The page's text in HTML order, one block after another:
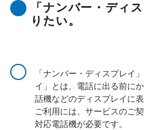
「ナンバー・ディ
りたい。
「ナンバー・ディスプレイ
イ」とは、電話に出る前に
話機などのディスプレイに
ご利用には、サービスのご
対応電話機が必要です。